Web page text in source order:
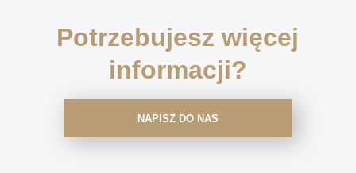
Potrzebujesz więcej
informacji?
NAPISZ DO NAS